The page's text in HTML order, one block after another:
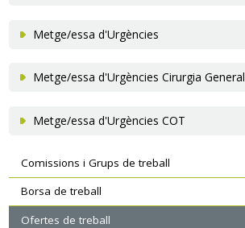
Metge/essa d'Urgències
Metge/essa d'Urgències Cirurgia General
Metge/essa d'Urgències COT
secundària
Comissions i Grups de treball
Borsa de treball
Ofertes de treball